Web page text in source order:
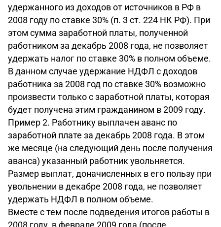
удержанного из доходов от источников в РФ в
2008 году по ставке 30% (п. 3 ст. 224 НК РФ). При
этом сумма заработной платы, полученной
работником за декабрь 2008 года, не позволяет
удержать налог по ставке 30% в полном объеме.
В данном случае удержание НДФЛ с доходов
работника за 2008 год по ставке 30% возможно
произвести только с заработной платы, которая
будет получена этим гражданином в 2009 году.
Пример 2. Работнику выплачен аванс по
заработной плате за декабрь 2008 года. В этом
же месяце (на следующий день после получения
аванса) указанный работник увольняется.
Размер выплат, доначисленных в его пользу при
увольнении в декабре 2008 года, не позволяет
удержать НДФЛ в полном объеме.
Вместе с тем после подведения итогов работы в
2008 году, в феврале 2009 года (после